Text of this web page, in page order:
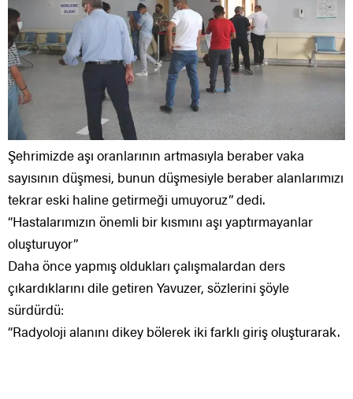
Şehrimizde aşı oranlarının artmasıyla beraber vaka
sayısının düşmesi, bunun düşmesiyle beraber alanlarımızı
tekrar eski haline getirmeği umuyoruz” dedi.
“Hastalarımızın önemli bir kısmını aşı yaptırmayanlar
oluşturuyor”
Daha önce yapmış oldukları çalışmalardan ders
çıkardıklarını dile getiren Yavuzer, sözlerini şöyle
sürdürdü:
“Radyoloji alanını dikey bölerek iki farklı giriş oluşturarak.